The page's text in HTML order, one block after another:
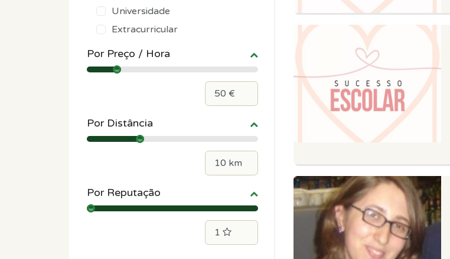
Universidade
Extracurricular
Por Preço / Hora
Por Distância
Por Reputação